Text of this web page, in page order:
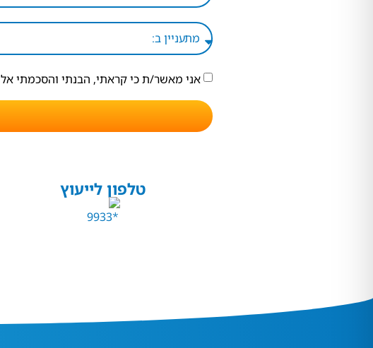
אני מאשר/ת כי קראתי, הבנתי והסכמתי אל
טלפון לייעוץ